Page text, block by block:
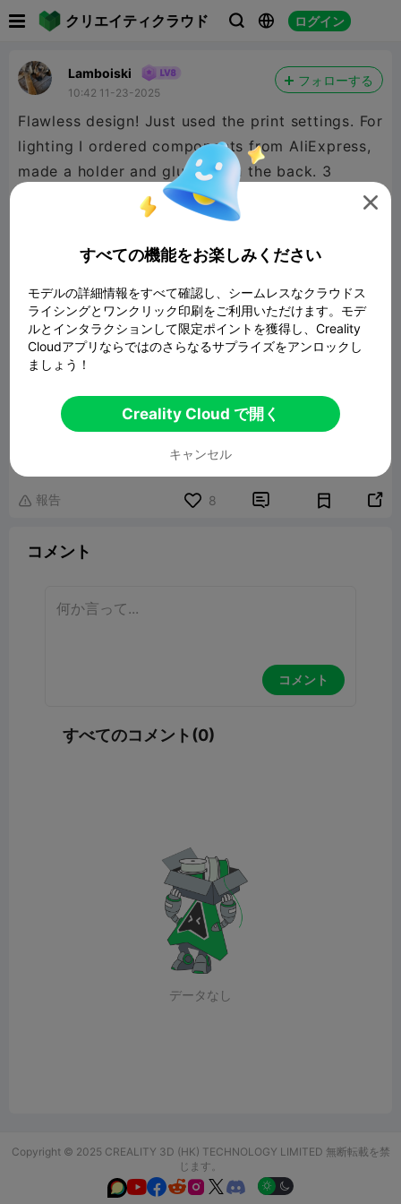
クリエイティクラウド   ログイン
Lamboiski
10:42 11-23-2025
フォローする
Flawless design! Just used the print settings. For
lighting I ordered components from AliExpress,
made a holder and glued it on the back. 3
settings in white, dimmable.
Weihnachtskrippe
関連3Dモデル
 報告 8  
コメント
コメント
すべてのコメント(0)
データなし
Copyright © 2025 CREALITY 3D (HK) TECHNOLOGY LIMITED 無断転載を禁
じます。
  

すべての機能をお楽しみください
モデルの詳細情報をすべて確認し、シームレスなクラウドス
ライシングとワンクリック印刷をご利用いただけます。モデ
ルとインタラクションして限定ポイントを獲得し、Creality
Cloudアプリならではのさらなるサプライズをアンロックし
ましょう！
Creality Cloud で開く
キャンセル